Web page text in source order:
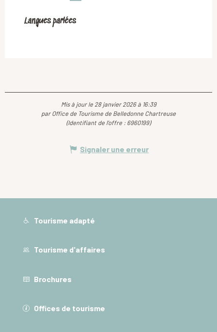
Langues parlées
Langues parlées
Mis à jour le 28 janvier 2026 à 16:39
par Office de Tourisme de Belledonne Chartreuse
(Identifiant de l'offre : 6960199)
Signaler une erreur
Tourisme adapté
Tourisme d'affaires
Brochures
Offices de tourisme